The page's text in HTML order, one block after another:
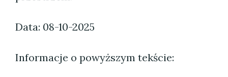
Data: 08-10-2025
Informacje o powyższym tekście: